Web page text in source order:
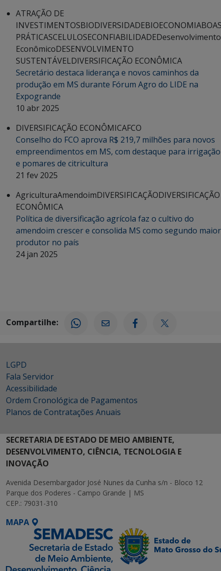
ATRAÇÃO DE
INVESTIMENTOSBIODIVERSIDADEBIOECONOMIA
PRÁTICASCELULOSECONFIABILIDADEDesenvolvimento
EconômicoDESENVOLVIMENTO
SUSTENTÁVELDIVERSIFICAÇÃO ECONÔMICA
Secretário destaca liderança e novos caminhos da
produção em MS durante Fórum Agro do LIDE na
Expogrande
10 abr 2025
DIVERSIFICAÇÃO ECONÔMICAFCO
Conselho do FCO aprova R$ 219,7 milhões para novos
empreendimentos em MS, com destaque para irrigação
e pomares de citricultura
21 fev 2025
AgriculturaAmendoimDIVERSIFICAÇÃODIVERSIFICAÇÃO
ECONÔMICA
Política de diversificação agrícola faz o cultivo do
amendoim crescer e consolida MS como segundo maior
produtor no país
24 jan 2025
Compartilhe:
LGPD
Fala Servidor
Acessibilidade
Ordem Cronológica de Pagamentos
Planos de Contratações Anuais
SECRETARIA DE ESTADO DE MEIO AMBIENTE,
DESENVOLVIMENTO, CIÊNCIA, TECNOLOGIA E
INOVAÇÃO
Avenida Desembargador José Nunes da Cunha s/n - Bloco 12
Parque dos Poderes - Campo Grande | MS
CEP.: 79031-310
MAPA